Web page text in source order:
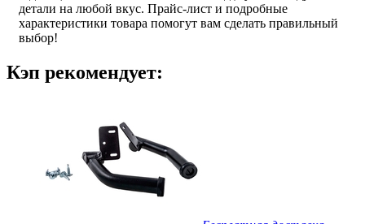
детали на любой вкус. Прайс-лист и подробные
характеристики товара помогут вам сделать правильный
выбор!
Кэп рекомендует: